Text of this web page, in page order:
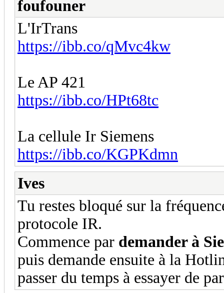
foufouner
L'IrTrans
https://ibb.co/qMvc4kw
Le AP 421
https://ibb.co/HPt68tc
La cellule Ir Siemens
https://ibb.co/KGPKdmn
Ives
Tu restes bloqué sur la
protocole IR.
Commence par demander à
puis demande ensuite à la
passer du temps à essayer de